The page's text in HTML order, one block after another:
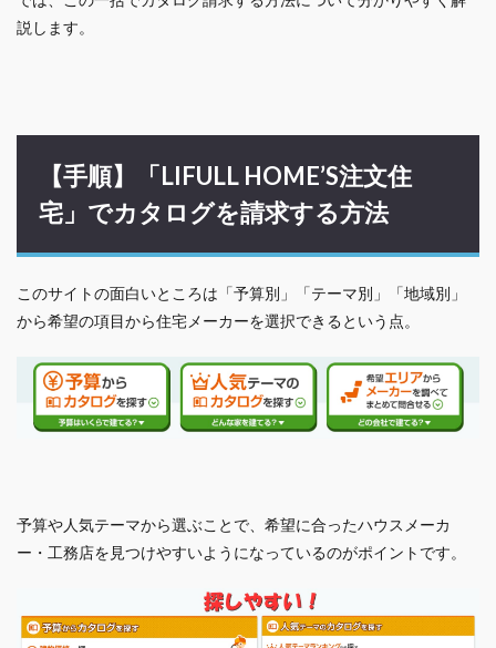
説します。
【手順】「LIFULL HOME’S注文住
宅」でカタログを請求する方法
このサイトの面白いところは「予算別」「テーマ別」「地域別」
から希望の項目から住宅メーカーを選択できるという点。
予算や人気テーマから選ぶことで、希望に合ったハウスメーカ
ー・工務店を見つけやすいようになっているのがポイントです。